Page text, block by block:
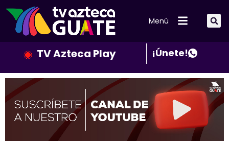
Menú
TV Azteca Play ¡Únete!